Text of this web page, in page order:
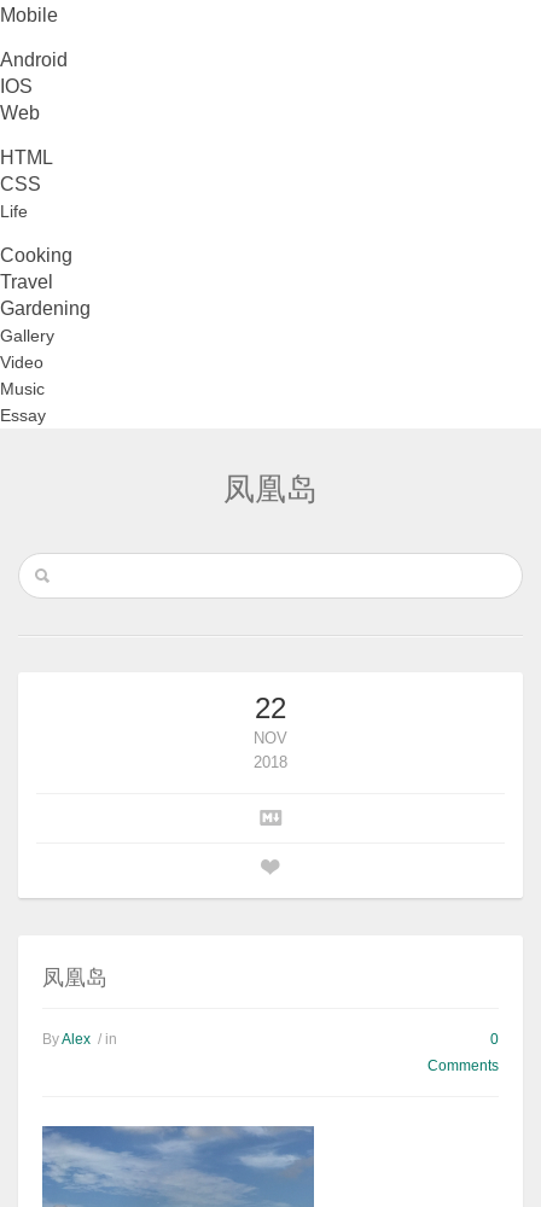
Mobile
Android
IOS
Web
HTML
CSS
Life
Cooking
Travel
Gardening
Gallery
Video
Music
Essay
凤凰岛
22
NOV
2018
凤凰岛
ByAlex / in
0
Comments